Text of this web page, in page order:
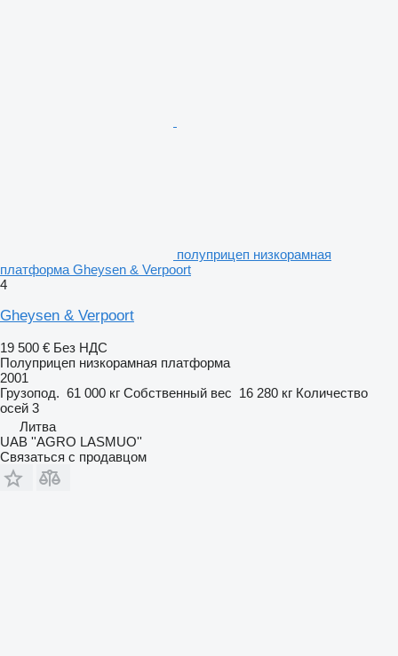
полуприцеп низкорамная
платформа Gheysen & Verpoort
4
Gheysen & Verpoort
19 500 € Без НДС
Полуприцеп низкорамная платформа
2001
Грузопод. 61 000 кг Собственный вес 16 280 кг Количество
осей 3
Литва
UAB ''AGRO LASMUO''
Связаться с продавцом